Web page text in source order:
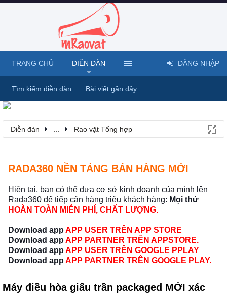
Diễn đàn Rao vặt Tổng hợp
RADA360 NỀN TẢNG BÁN HÀNG MỚI
Hiện tại, bạn có thể đưa cơ sở kinh doanh của mình lên
Rada360 để tiếp cận hàng triệu khách hàng: Mọi thứ
HOÀN TOÀN MIỄN PHÍ, CHẤT LƯỢNG.
Download app APP USER TRÊN APP STORE
Download app APP PARTNER TRÊN APPSTORE.
Download app APP USER TRÊN GOOGLE PPLAY
Download app APP PARTNER TRÊN GOOGLE PLAY.
Máy điều hòa giấu trần packaged MỚI xác
TRANG CHỦ DIỄN ĐÀN
Tìm kiếm diễn đàn Bài viết gần đây
ĐĂNG NHẬP